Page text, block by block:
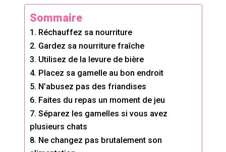
Sommaire
1. Réchauffez sa nourriture
2. Gardez sa nourriture fraîche
3. Utilisez de la levure de bière
4. Placez sa gamelle au bon endroit
5. N’abusez pas des friandises
6. Faites du repas un moment de jeu
7. Séparez les gamelles si vous avez
plusieurs chats
8. Ne changez pas brutalement son